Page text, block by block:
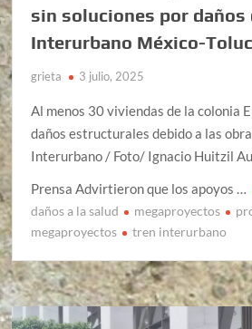
sin soluciones por daños
Interurbano México-
grieta 3 julio, 2025
Al menos 30 viviendas de la colonia
daños estructurales debido a las
Interurbano / Foto/ Ignacio Huitzil
Prensa Advirtieron que los apoyos …
daños a la salud megaproyectos
megaproyectos
tren interurbano